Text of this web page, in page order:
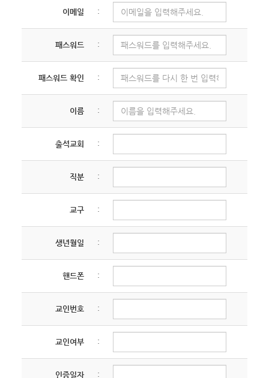
제 4 조 ( 용어의 정의)
① 이 약관에서 사용하는 용어의 정의는 다음과
같습니다.
1. 이용자라함은 회원제서비스를 이용하는 사람을
2. 이용계약 이라 함은 서비스 이용과 관련하여
거룩한빛광성교회와 이용자간에 체결하는 계약을
말합니다.
3. 이용자번호(ID) 라 함은 이용자의 식별과
이용자의 서비스 이용을 위하여 이용자가 선정하고
거룩한빛광성교회가 부여하는 문자와 숫자의 조합을
말합니다.
4. 비밀번호라 함은 이용자가 부여받은
이용자번호와 일치된 이용자 임을 확인하고
이용자의 권익보호를 위하여 이용자가 선정한
문자와 숫자의 조합을 말합니다.
5. 단말기라 함은 거룩한빛광성교회가 제공하는
서비스를 이용하기 위해 이용자가 설치한 개인용
컴퓨터 및 모뎀등을 말합니다.
② 이 약관에서 사용하는 용어의 정의는 제1항에서
정하는 것을 제외하고는 관계법령 및 서비스별
안내에서 정하는 바에 의합니다.
제 2 장 약관의 효력
제 5 조 (서비스의 구분)
보호법｣ 제18조에 따라 별도의 동의를 받는 등
필요한 조치를 이행할 예정입니다. 1. 신규 교인 등록
및 교적 관리 가. 새로운 교인에 대한 개인정보 수집
및 동의 절차를 통한 교적부 기록·관리 나. 교인 명부
작성, 제직 선출 및 임명 등 교회의 기본적인 행정
사무 처리 2. 교회 의사결정 및 행정 업무 위탁
(전자투표 등) 가. 교회 장로 선출 등 주요
의사결정을 위한 전자투표 시스템 운영 및 수행
업체에 대한 업무 위탁 나. 투표권자 확인 및 본인
인증, 투표 결과 통계 및 관리 3. 홈페이지 운영 및
회원 관리 가. 교회 홈페이지 서비스 이용에 따른
본인 식별·인증 및 회원 자격 유지·관리 나. 교회
소식지 발송, 목양 정보 공유, 홈페이지 내 게시판 및
커뮤니티 운영 4. 목양 활동 및 교인 서비스 제공 가.
심방, 상담 및 교인 간의 신앙 공동체 활동 지원 나.
기부금 영수증 발급 및 헌금 관리 업무 수행 5. 동의
절차의 이행 및 증빙 관리 가. 개인정보 수집·이용에
대한 동의 문구 제시 및 동의 사실에 대한 확인
(전자서명, 본인인증 또는 접속 로그 기록 등) 나.
법적 분쟁 예방을 위한 동의 이력 보관 및 관리 제2조
(처리하는 개인정보의 항목 및 법적 근거) 교회는
제1조에 명시된 목적을 달성하기 위하여 다음과
같이 적법한 근거에 따라 최소한의 개인정보를 수집·
처리하고 있습니다. 1. 정보주체의 동의를 받아
처리하는 개인정보 가. 법적 근거: 「개인정보 보호법」
이메일 :
패스워드 :
패스워드 확인 :
이름 :
출석교회 :
직분 :
교구 :
생년월일 :
핸드폰 :
교인번호 :
교인여부 :
인증일자 :